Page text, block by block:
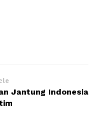
Jantung Indonesia